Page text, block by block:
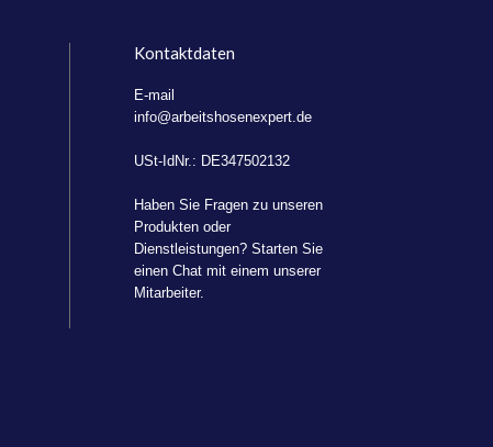
Kontaktdaten
E-mail
info@arbeitshosenexpert.de
USt-IdNr.: DE347502132
Haben Sie Fragen zu unseren
Produkten oder
Dienstleistungen? Starten Sie
einen Chat mit einem unserer
Mitarbeiter.